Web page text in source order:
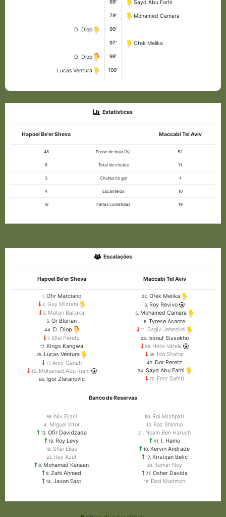
69' Sayd Abu Farhi
79' Mohamed Camara
D. Diop 90'
97' Ofek Melika
D. Diop 98'
Lucas Ventura 100'
Estatísticas
Hapoel Be'er Sheva Maccabi Tel Aviv
48 Posse de bola (%) 52
6 Total de chutes 11
3 Chutes no gol 4
4 Escanteios 10
16 Faltas cometidas 19
Escalações
Hapoel Be'er Sheva Maccabi Tel Aviv
1. Ofir Marciano
2.Guy Mizrahi
3. Matan Baltaxa
5. Or Blorian
44. D. Diop
7. Eliel Peretz
17. Kings Kangwa
25. Lucas Ventura
11. Amir Ganah
45. Mohamad Abu Rumi
66. Igor Zlatanovic
22. Ofek Melika
3. Roy Revivo
5. Mohamed Camara
6. Tyrese Asante
11. Sagiv Jehezkel
28. Issouf Sissokho
29. Hélio Varela
36. Ido Shahar
42. Dor Peretz
34. Sayd Abu Farhi
70.Emir Sahiti
Banco de Reservas
55.Niv Eliasi
4. Miguel Vítor
13.Ofir Davidzada
18. Roy Levy
19. Shai Elias
23. Itay Azut
8. Mohamad Kanaan
9. Zahi Ahmed
14. Javon East
90. Roi Mishpati
13. Raz Shlomo
21. Noam Ben Harush
41. I. Hamo
10. Kervin Andrade
17.Kristijan Belic
30. Itamar Noy
77.Osher Davida
19. Elad Madmon